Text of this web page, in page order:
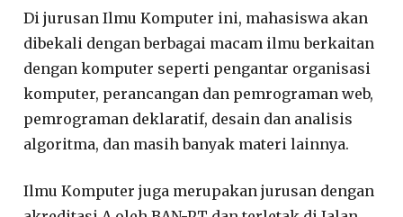
Di jurusan Ilmu Komputer ini, mahasiswa akan
dibekali dengan berbagai macam ilmu berkaitan
dengan komputer seperti pengantar organisasi
komputer, perancangan dan pemrograman web,
pemrograman deklaratif, desain dan analisis
algoritma, dan masih banyak materi lainnya.
Ilmu Komputer juga merupakan jurusan dengan